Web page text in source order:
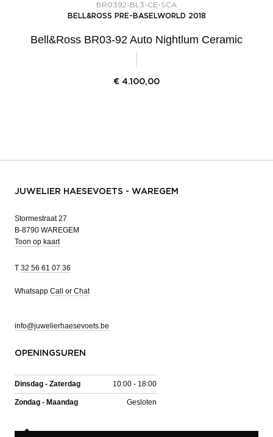
BR0392-BL3-CE-SCA
BELL&ROSS PRE-BASELWORLD 2018
Bell&Ross BR03-92 Auto Nightlum Ceramic
€ 4.100,00
JUWELIER HAESEVOETS - WAREGEM
Stormestraat 27
B-8790 WAREGEM
Toon op kaart
T 32 56 61 07 36
Whatsapp Call or Chat
info@juwelierhaesevoets.be
OPENINGSUREN
Dinsdag - Zaterdag 10:00 - 18:00
Zondag - Maandag Gesloten